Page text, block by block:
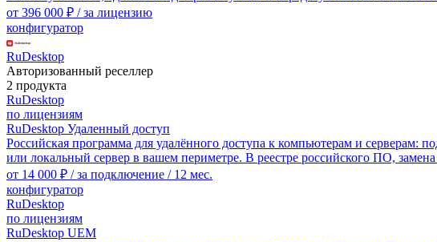
от 396 000 ₽ / за лицензию
конфигуратор
RuDesktop
Авторизованный реселлер
2 продукта
RuDesktop
по лицензиям
RuDesktop Удаленный доступ
Российская программа для удалённого доступа к компьютерам и серверам:
или локальный сервер в вашем периметре. В реестре российского ПО,
от 14 000 ₽ / за подключение / 12 мес.
конфигуратор
RuDesktop
по лицензиям
RuDesktop UEM